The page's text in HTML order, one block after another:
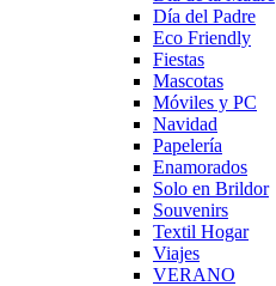
Día del Padre
Eco Friendly
Fiestas
Mascotas
Móviles y PC
Navidad
Papelería
Enamorados
Solo en Brildor
Souvenirs
Textil Hogar
Viajes
VERANO